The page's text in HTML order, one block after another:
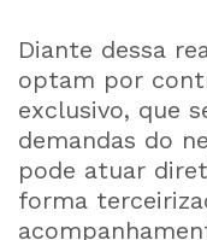
Diante dessa
optam por
exclusivo, que
demandas do
pode atuar
forma